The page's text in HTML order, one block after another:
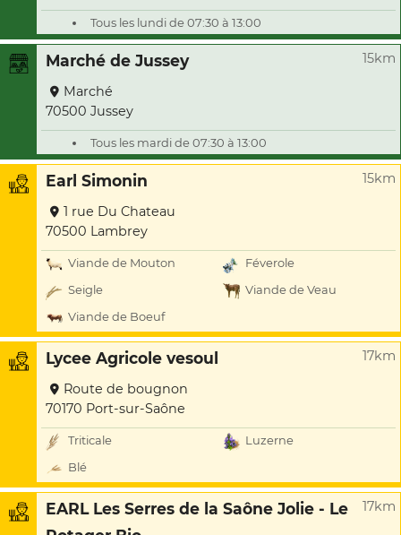
Tous les lundi de 07:30 à 13:00
Marché de Jussey 15km
Marché
70500 Jussey
Tous les mardi de 07:30 à 13:00
Earl Simonin 15km
1 rue Du Chateau
70500 Lambrey
Viande de Mouton
Féverole
Seigle
Viande de Veau
Viande de Boeuf
Lycee Agricole vesoul 17km
Route de bougnon
70170 Port-sur-Saône
Triticale
Luzerne
Blé
EARL Les Serres de la Saône Jolie - Le
17km